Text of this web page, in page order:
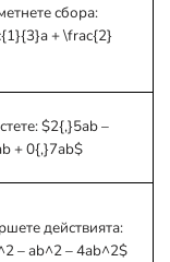
сбора:
+ \frac{2}
$2{,}5ab –
+ 0{,}7ab$
действията:
– ab^2 – 4ab^2$